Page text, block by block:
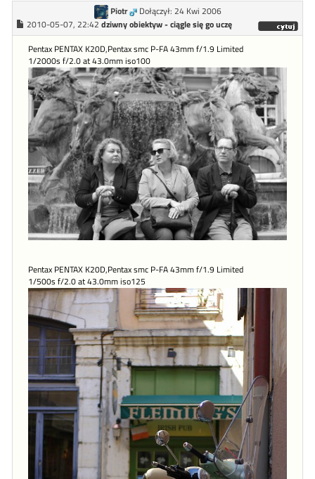
Piotr
Dołączył: 24 Kwi 2006
2010-05-07, 22:42 dziwny obiektyw - ciągle się go uczę
Pentax PENTAX K20D,Pentax smc P-FA 43mm f/1.9 Limited
1/2000s f/2.0 at 43.0mm iso100
Pentax PENTAX K20D,Pentax smc P-FA 43mm f/1.9 Limited
1/500s f/2.0 at 43.0mm iso125